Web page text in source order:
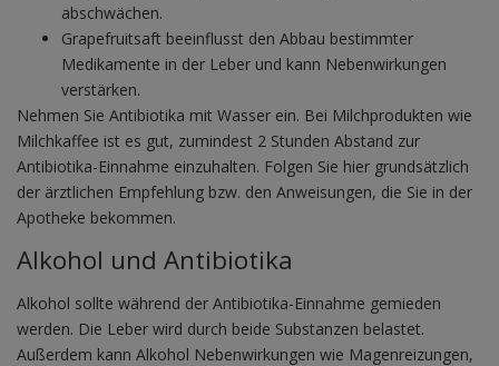
abschwächen.
Grapefruitsaft beeinflusst den Abbau bestimmter
Medikamente in der Leber und kann Nebenwirkungen
verstärken.
Nehmen Sie Antibiotika mit Wasser ein. Bei Milchprodukten wie
Milchkaffee ist es gut, zumindest 2 Stunden Abstand zur
Antibiotika-Einnahme einzuhalten. Folgen Sie hier grundsätzlich
der ärztlichen Empfehlung bzw. den Anweisungen, die Sie in der
Apotheke bekommen.
Alkohol und Antibiotika
Alkohol sollte während der Antibiotika-Einnahme gemieden
werden. Die Leber wird durch beide Substanzen belastet.
Außerdem kann Alkohol Nebenwirkungen wie Magenreizungen,